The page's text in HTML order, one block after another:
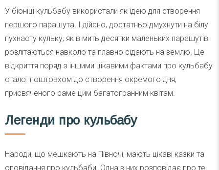
У біоніці кульбабу використали як ідею для створення
першого парашута. І дійсно, достатньо дмухнути на білу
пухнасту кульку, як в мить десятки маленьких парашутів
розлітаються навколо та плавно сідають на землю. Це
відкриття поряд з іншими цікавими фактами про кульбабу
стало поштовхом до створення окремого дня,
присвяченого саме цим багатогранним квітам.
Легенди про кульбабу
Народи, що мешкають на Півночі, мають цікаві казки та
оповідання про кульбаби. Одна з них розповідає про те,